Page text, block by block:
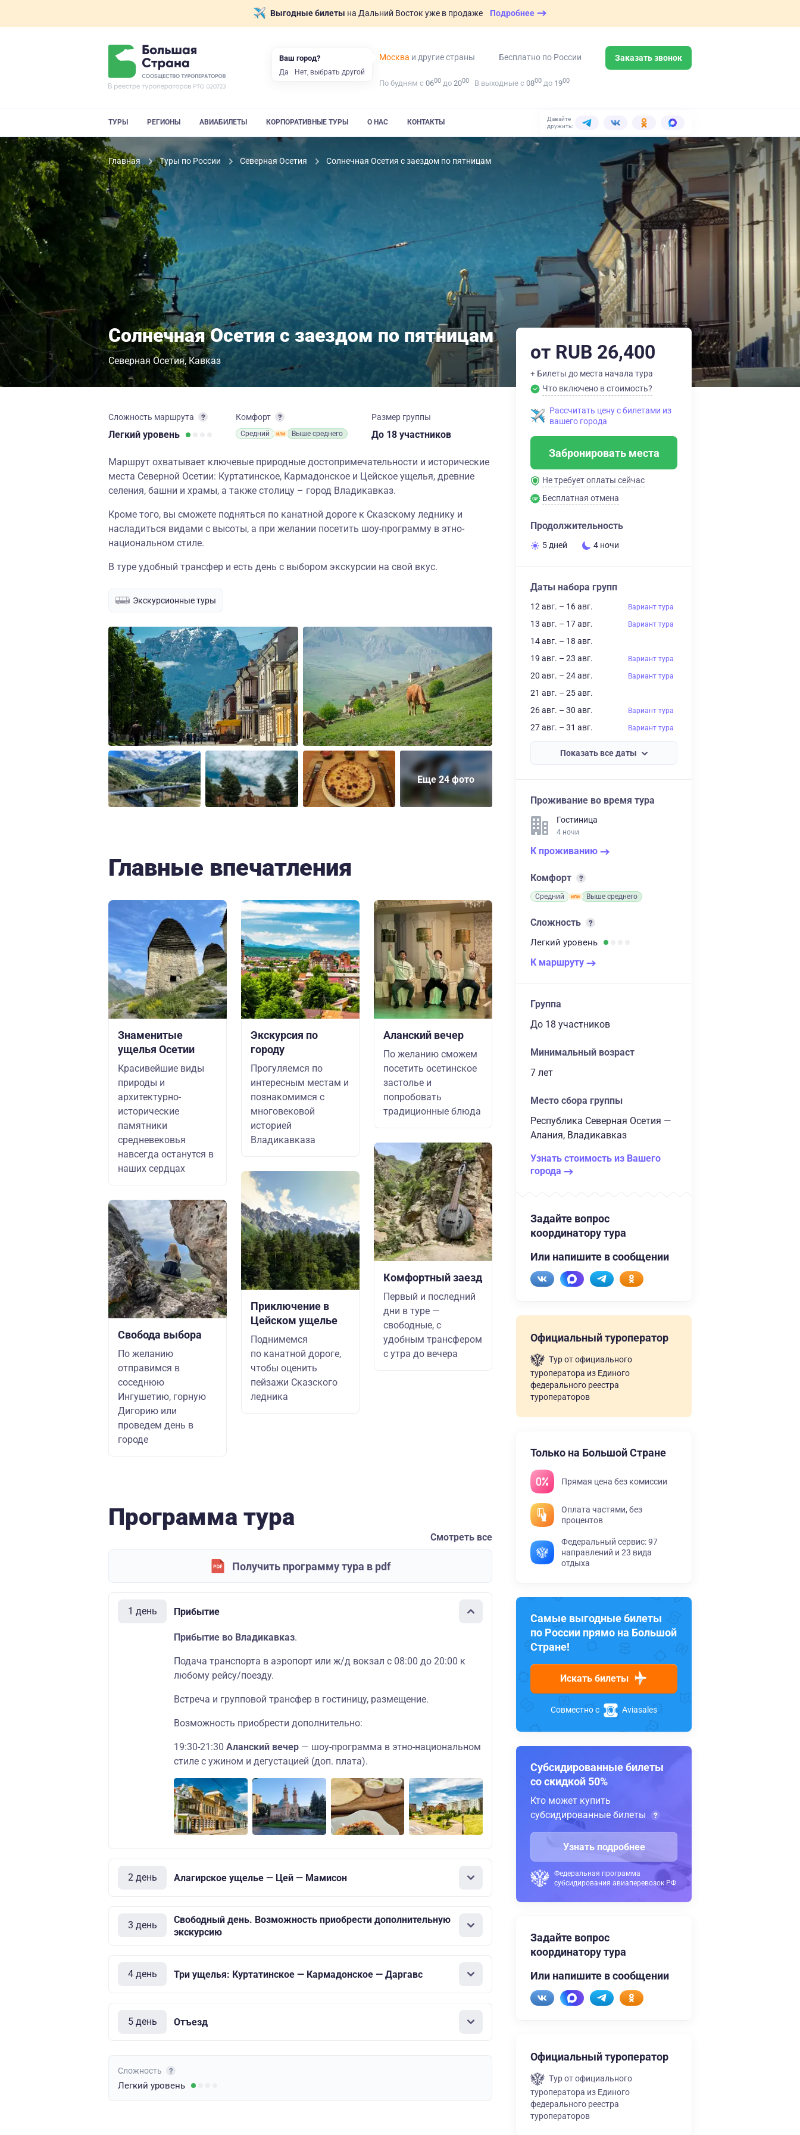
Выгодные билеты на Дальний Восток уже в продаже Подробнее
Москва и другие страны Бесплатно по России Заказать звонок
По будням с 0600 до 2000 В выходные с 0800 до 1900
ТУРЫ РЕГИОНЫ АВИАБИЛЕТЫ КОРПОРАТИВНЫЕ ТУРЫ О НАС КОНТАКТЫ
Давайте
дружить:
Главная Туры по России Северная Осетия Солнечная Осетия с заездом по пятницам
Солнечная Осетия с заездом по пятницам
Северная Осетия Кавказ
Сложность маршрута
Легкий уровень
Комфорт
Средний Выше среднего
Размер группы
до 18 участников
Маршрут охватывает ключевые природные достопримечательности и исторические
места Северной Осетии: Куртатинское, Кармадонское и Цейское ущелья, древние
селения, башни и храмы, а также столицу – город Владикавказ.
Кроме того, вы сможете подняться по канатной дороге к Сказскому леднику и
насладиться видами с высоты, а при желании посетить шоу-программу в этно-
национальном стиле.
В туре удобный трансфер и есть день с выбором экскурсии на свой вкус.
Экскурсионные туры
Еще 24 фото
Главные впечатления
Знаменитые
ущелья Осетии
Красивейшие виды
природы и
архитектурно-
исторические
памятники
средневековья
навсегда останутся в
наших сердцах
Свобода выбора
По желанию
отправимся в
соседнюю
Ингушетию, горную
Дигорию или
проведем день в
городе
Экскурсия по
городу
Прогуляемся по
интересным местам и
познакомимся с
многовековой
историей
Владикавказа
Приключение в
Цейском ущелье
Поднимемся
по канатной дороге,
чтобы оценить
пейзажи Сказского
ледника
Аланский вечер
По желанию сможем
посетить осетинское
застолье и
попробовать
традиционные блюда
Комфортный заезд
Первый и последний
дни в туре —
свободные, с
удобным трансфером
с утра до вечера
Программа тура
Смотреть все
Получить программу тура в pdf
1 день Прибытие
Прибытие во Владикавказ.
Подача транспорта в аэропорт или ж/д вокзал с 08:00 до 20:00 к
любому рейсу/поезду.
Встреча и групповой трансфер в гостиницу, размещение.
Возможность приобрести дополнительно:
19:30-21:30 Аланский вечер — шоу-программа в этно-национальном
стиле с ужином и дегустацией (доп. плата).
2 день Алагирское ущелье — Цей — Мамисон
3 день
Свободный день. Возможность приобрести дополнительную
экскурсию
4 день Три ущелья: Куртатинское — Кармадонское — Даргавс
5 день Отъезд
Сложность
Легкий уровень
от RUB 26,400
+ Билеты до места начала тура
Что включено в стоимость?
Рассчитать цену с билетами из
вашего города
Забронировать места
Не требует оплаты сейчас
Бесплатная отмена
Продолжительность
5 дней 4 ночи
Даты набора групп
12 авг. – 16 авг. Вариант тура
13 авг. – 17 авг. Вариант тура
14 авг. – 18 авг.
19 авг. – 23 авг.
Вариант тура
20 авг. – 24 авг. Вариант тура
21 авг. – 25 авг.
26 авг. – 30 авг.
Вариант тура
27 авг. – 31 авг. Вариант тура
Показать все даты
Проживание во время тура
Гостиница
4 ночи
К проживанию
Комфорт
Средний Выше среднего
Сложность
Легкий уровень
К маршруту
Группа
до 18 участников
Минимальный возраст
7 лет
Место сбора группы
Республика Северная Осетия —
Алания, Владикавказ
Узнать стоимость из Вашего
города
Задайте вопрос
координатору тура
Или напишите в сообщении
Официальный туроператор
Тур от официального
туроператора из Единого
федерального реестра
туроператоров
Только на Большой Стране
Прямая цена без комиссии
Оплата частями, без
процентов
Федеральный сервис: 97
направлений и 23 вида
отдыха
Самые выгодные билеты
по России прямо на Большой
Стране!
Искать билеты
Совместно с Aviasales
Субсидированные билеты
со скидкой 50%
Кто может купить
субсидированные билеты
Узнать подробнее
Федеральная программа
субсидирования авиаперевозок РФ
Задайте вопрос
координатору тура
Или напишите в сообщении
Официальный туроператор
Тур от официального
туроператора из Единого
федерального реестра
туроператоров
Ваш город?
Да Нет, выбрать другой